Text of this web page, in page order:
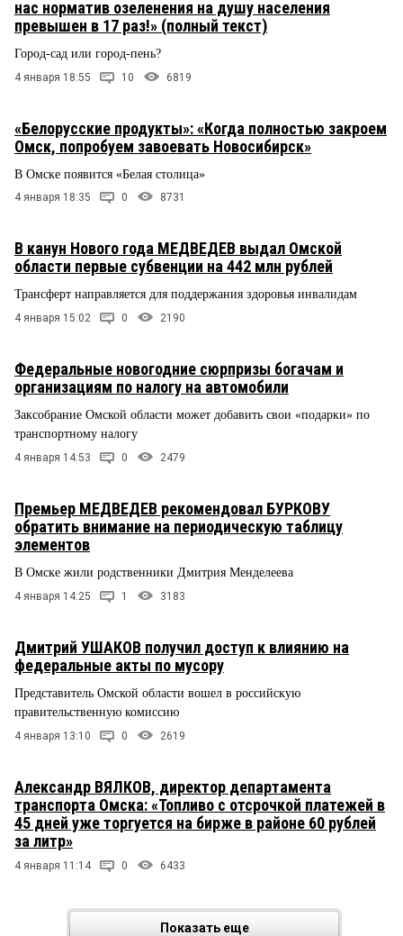
нас норматив озеленения на душу населения
превышен в 17 раз!» (полный текст)
Город-сад или город-пень?
4 января 18:55 10 6819
«Белорусские продукты»: «Когда полностью закроем
Омск, попробуем завоевать Новосибирск»
В Омске появится «Белая столица»
4 января 18:35 0 8731
В канун Нового года МЕДВЕДЕВ выдал Омской
области первые субвенции на 442 млн рублей
Трансферт направляется для поддержания здоровья инвалидам
4 января 15:02 0 2190
Федеральные новогодние сюрпризы богачам и
организациям по налогу на автомобили
Заксобрание Омской области может добавить свои «подарки» по
транспортному налогу
4 января 14:53 0 2479
Премьер МЕДВЕДЕВ рекомендовал БУРКОВУ
обратить внимание на периодическую таблицу
элементов
В Омске жили родственники Дмитрия Менделеева
4 января 14:25 1 3183
Дмитрий УШАКОВ получил доступ к влиянию на
федеральные акты по мусору
Представитель Омской области вошел в российскую
правительственную комиссию
4 января 13:10 0 2619
Александр ВЯЛКОВ, директор департамента
транспорта Омска: «Топливо с отсрочкой платежей в
45 дней уже торгуется на бирже в районе 60 рублей
за литр»
4 января 11:14 0 6433
Показать еще